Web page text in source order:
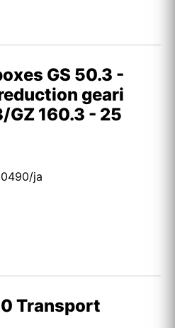
GS 50.3 -
geari
GZ 160.3 - 25
ja
Transport